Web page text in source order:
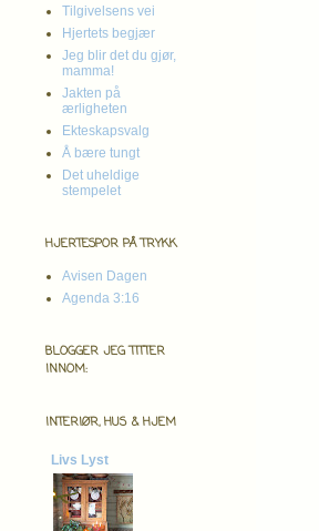
Tilgivelsens vei
Hjertets begjær
Jeg blir det du gjør,
mamma!
Jakten på
ærligheten
Ekteskapsvalg
Å bære tungt
Det uheldige
stempelet
HJERTESPOR PÅ TRYKK
Avisen Dagen
Agenda 3:16
BLOGGER JEG TITTER
INNOM:
INTERIØR, HUS & HJEM
Livs Lyst